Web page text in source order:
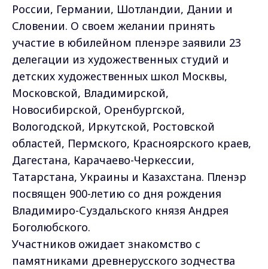
России, Германии, Шотландии, Дании и
Словении. О своем желании принять
участие в юбилейном пленэре заявили 23
делегации из художественных студий и
детских художественных школ Москвы,
Московской, Владимирской,
Новосибирской, Оренбургской,
Вологодской, Иркутской, Ростовской
областей, Пермского, Красноярского краев,
Дагестана, Карачаево-Черкессии,
Татарстана, Украины и Казахстана. Пленэр
посвящен 900-летию со дня рождения
Владимиро-Суздальского князя Андрея
Боголюбского.
Участников ожидает знакомство с
памятниками древнерусского зодчества